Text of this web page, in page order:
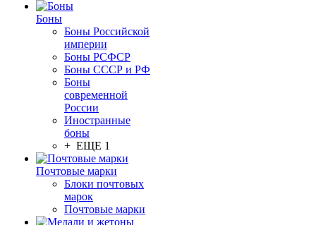
Боны
Боны Российской
империи
Боны РСФСР
Боны СССР и РФ
Боны
современной
России
Иностранные
боны
+ ЕЩЕ 1
Почтовые марки
Блоки почтовых
марок
Почтовые марки